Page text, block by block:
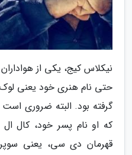
نیکلاس کیج، یکی از
حتی نام هنری خود یعنی لوک
گرفته بود. البته ضروری
که او نام پسر خود، کال
قهرمان دی سی، یعنی